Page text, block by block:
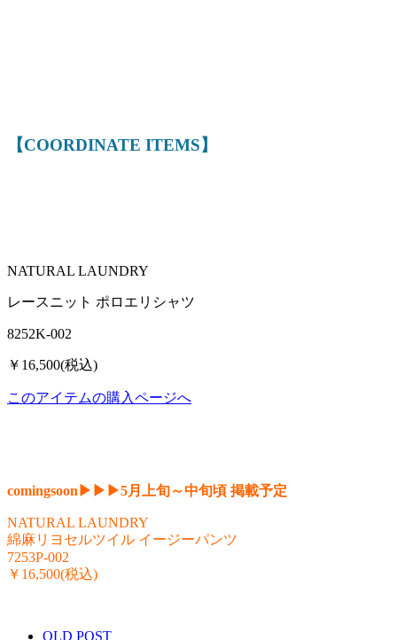
【COORDINATE ITEMS】
NATURAL LAUNDRY
レースニット ポロエリシャツ
8252K-002
￥16,500(税込)
このアイテムの購入ページへ
comingsoon▶︎▶︎▶︎5月上旬～中旬頃 掲載予定
NATURAL LAUNDRY
綿麻リヨセルツイル イージーパンツ
7253P-002
￥16,500(税込)
OLD POST